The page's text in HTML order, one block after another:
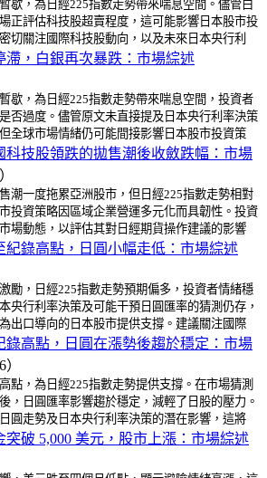
歇，為日經225指數走勢帶來喘息空間。儘管白
正評估科技股超賣程度，這可能影響日本股市投
切關注國際科技股動向，以及未來日本央行利
滯，白銀再次暴跌：市場綜述
歇，為日經225指數走勢帶來喘息空間，投資者
否過度。儘管原文未直接提及日本央行利率決策
全球市場情緒仍可能間接影響日本股市投資策
科技股領跌的拋售潮後收斂跌幅：市場
潮一度拖累亞洲股市，但日經225指數走勢相對
投資策略因區域企業營運多元化而具韌性。投資
場動態，以評估其對日經期貨操作建議的影響
紀錄高點，日圓小幅走低：市場綜述
勵，日經225指數走勢預期偏多，投資者情緒穩
央行利率決策及可能干預日圓匯率的猜測仍存，
出口導向的日本股市提供支撐。建議關注國際
錄高點，日圓在漲勢後趨於穩定：市場
點，為日經225指數走勢提供支撐。在市場猜測
，日圓匯率影響趨於穩定，減輕了日股的壓力。
圓走勢及日本央行利率決策的潛在影響，這將
突破 5,000 美元，股市上漲：市場綜述